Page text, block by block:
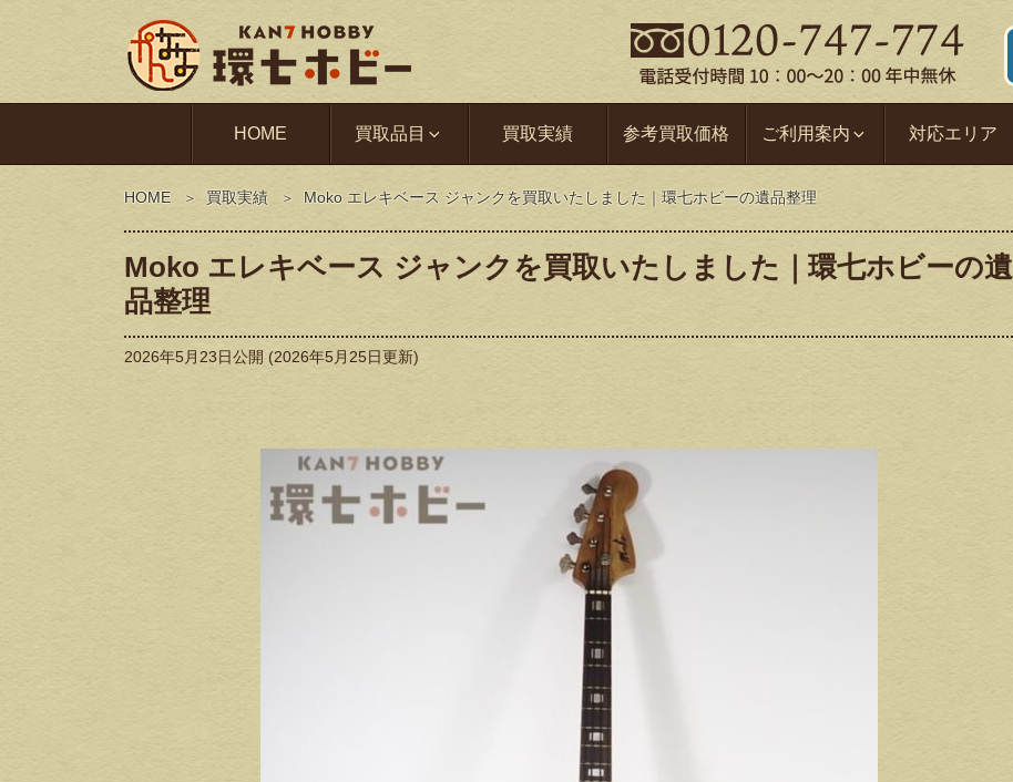
HOME 買取品目 買取実績 参考買取価格 ご利用案内 対応エリア
HOME 買取実績 Moko エレキベース ジャンクを買取いたしました｜環七ホビーの遺品整理
Moko エレキベース ジャンクを買取いたしました｜環七ホビーの遺
品整理
2026年5月23日公開 (2026年5月25日更新)